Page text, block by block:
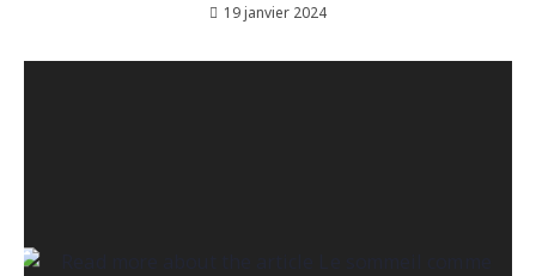
19 janvier 2024